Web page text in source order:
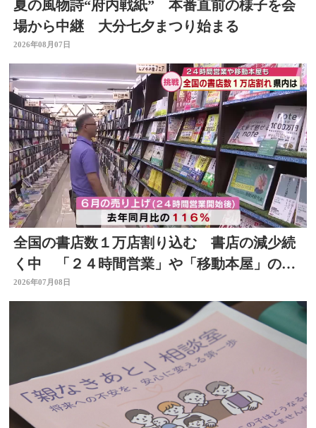
夏の風物詩“府内戦紙” 本番直前の様子を会
場から中継 大分七夕まつり始まる
2026年08月07日
全国の書店数１万店割り込む 書店の減少続
く中 「２４時間営業」や「移動本屋」の取
り組みも 大分
2026年07月08日